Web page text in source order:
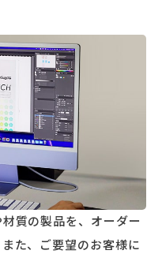
質の製品を、オーダー
た、ご要望のお客様に